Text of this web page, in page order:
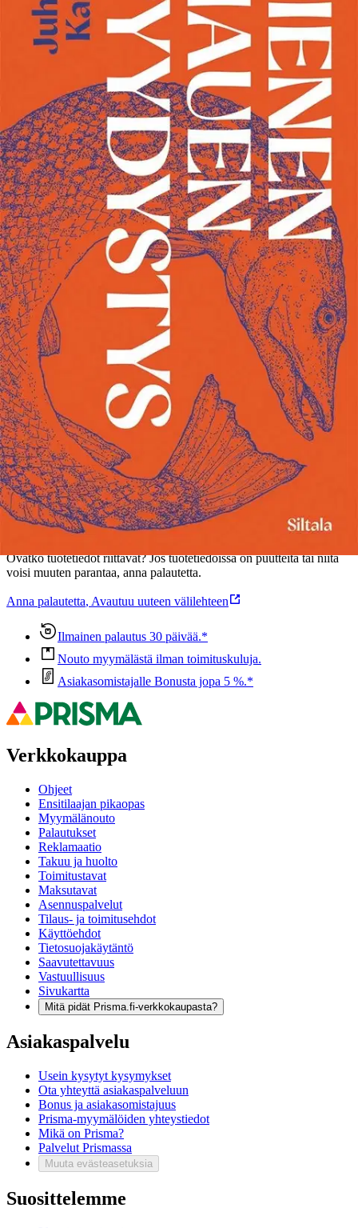
Ei saatavilla
Elina Ylijaako palaa kotiseudulleen Itä-Lappiin saattamaan loppuun
sen, mikä on pantu alulle vuosia sitten. Hän joutuu hyväksymään
erakkomaisen äitinsä perinnön ja selvittämään suhdettaan
lahjakkaaseen käsitetaiteilijaan. Lopulta hänelle ei jää muuta
vaihtoehtoa kuin kohdata niin ensirakkautensa kuin lampea vartioiva
hirmuinen näkki. Ylikonstaapeli Janatuinen on tullut pidättämään
Elina Ylijaakon murhasta epäiltynä. Ennen epäillyn löytymistä
hänen täytyy suoriutua onkireissusta peijoonin kanssa ja väkiyöstä -
kuolleiden karnevaalista, josta kovaverisinkin noita ymmärtää pysyä
erossa. Jängillä vaeltaa tieteelle tuntemattomia olioita kuin ammoin
käynnistettyjä koneita, joita kukaan ei osaa sammuttaa. Keittiöön
murtautuu peikko, joka syö eilen tehdyn nakkikeiton. Vuosisatoja
vanha riivaaja löytää uuden kodin kunnanjohtajasta. Ja lammessa
keskellä suota asuu hauki, josta riippuu kaikki. Pienen hauen
pyydystys on kielellisesti virtuoosimainen romaani, yhtä aikaa
rakkausdraama ja myyttinen fantasia, kansankomedia ja
ympäristötuhoa edistävän elämäntapamme säälimätön kritiikki.
Näytä lisää tuotekuvausta
Ominaisuudet
Oletko tyytyväinen tuotetietoihin?
Ovatko tuotetiedot riittävät? Jos tuotetiedoissa on puutteita tai niitä
voisi muuten parantaa, anna palautetta.
Anna palautetta, Avautuu uuteen välilehteen
Ilmainen palautus 30 päivää.*
Nouto myymälästä ilman toimituskuluja.
Asiakasomistajalle Bonusta jopa 5 %.*
Verkkokauppa
Ohjeet
Ensitilaajan pikaopas
Myymälänouto
Palautukset
Reklamaatio
Takuu ja huolto
Toimitustavat
Maksutavat
Asennuspalvelut
Tilaus- ja toimitusehdot
Käyttöehdot
Tietosuojakäytäntö
Saavutettavuus
Vastuullisuus
Sivukartta
Mitä pidät Prisma.fi-verkkokaupasta?
Asiakaspalvelu
Usein kysytyt kysymykset
Ota yhteyttä asiakaspalveluun
Bonus ja asiakasomistajuus
Prisma-myymälöiden yhteystiedot
Mikä on Prisma?
Palvelut Prismassa
Muuta evästeasetuksia
Suosittelemme